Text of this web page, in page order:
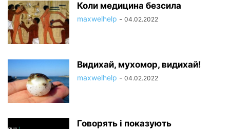
Коли медицина безсила
maxwelhelp - 04.02.2022
Видихай, мухомор, видихай!
maxwelhelp - 04.02.2022
Говорять і показують